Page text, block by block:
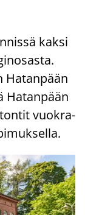
kaksi
Ha­tan­pään
Ha­tan­pään
ton­tit vuo­kra­